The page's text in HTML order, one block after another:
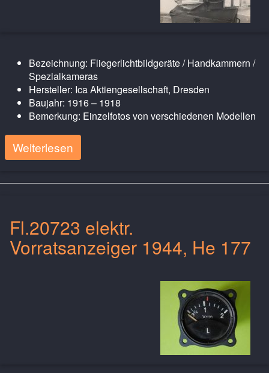
Bezeichnung: Fliegerlichtbildgeräte / Handkammern /
Spezialkameras
Hersteller: Ica Aktiengesellschaft, Dresden
Baujahr: 1916 – 1918
Bemerkung: Einzelfotos von verschiedenen Modellen
Weiterlesen
Fl.20723 elektr.
Vorratsanzeiger 1944, He 177